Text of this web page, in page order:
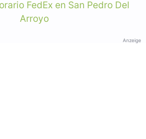
FedEx en San Pedro Del
Arroyo
Anzeige